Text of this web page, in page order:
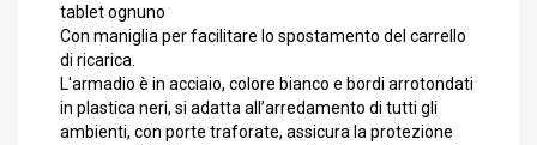
tablet ognuno
Con maniglia per facilitare lo spostamento del carrello
di ricarica.
L'armadio è in acciaio, colore bianco e bordi arrotondati
in plastica neri, si adatta all’arredamento di tutti gli
ambienti, con porte traforate, assicura la protezione